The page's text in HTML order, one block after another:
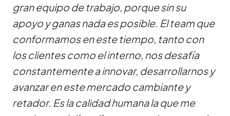
gran equipo de trabajo, porque sin su
apoyo y ganas nada es posible. El team que
conformamos en este tiempo, tanto con
los clientes como el interno, nos desafía
constantemente a innovar, desarrollarnos y
avanzar en este mercado cambiante y
retador. Es la calidad humana la que me